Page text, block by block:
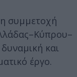
συμμετοχή
και
έργο.